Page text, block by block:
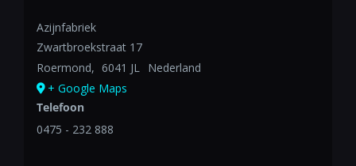
Azijnfabriek
Zwartbroekstraat 17
Roermond, 6041 JL
Nederland
+ Google Maps
Telefoon
0475 - 232 888